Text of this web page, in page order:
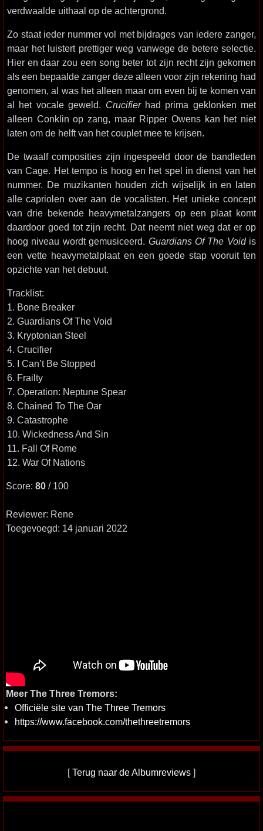
verdwaalde uithaal op de achtergrond.
Zo staat ieder nummer vol met bijdrages van iedere zanger,
maar het luistert prettiger weg vanwege de betere selectie.
Hier en daar zou een song beter tot zijn recht zijn gekomen
als een bepaalde zanger deze alleen voor zijn rekening had
genomen, al was het alleen maar om even bij te komen van
al het vocale geweld. Crucifierhad prima geklonken met
alleen Conklin op zang, maar Ripper Owens kan het niet
laten om de helft van het couplet mee te krijsen.
De twaalf composities zijn ingespeeld door de bandleden
van Cage. Het tempo is hoog en het spel in dienst van het
nummer. De muzikanten houden zich wijselijk in en laten
alle capriolen over aan de vocalisten. Het unieke concept
van drie bekende heavymetalzangers op een plaat komt
daardoor goed tot zijn recht. Dat neemt niet weg dat er op
hoog niveau wordt gemusiceerd. Guardians Of The Voidis
een vette heavymetalplaat en een goede stap vooruit ten
opzichte van het debuut.
Tracklist:
1. Bone Breaker
2. Guardians Of The Void
3. Kryptonian Steel
4. Crucifier
5. I Can’t Be Stopped
6. Frailty
7. Operation: Neptune Spear
8. Chained To The Oar
9. Catastrophe
10. Wickedness And Sin
11. Fall Of Rome
12. War Of Nations
Score: 80 / 100
Reviewer: Rene
Toegevoegd: 14 januari 2022
Meer The Three Tremors:
Officiële site van The Three Tremors
https://www.facebook.com/thethreetremors
[Terug naar de Albumreviews ]